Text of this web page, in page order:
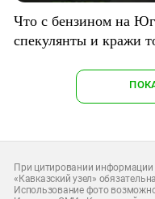
Что с бензином на
спекулянты и кражи
При цитировании
«Кавказский узел» обязательна
Использование фото